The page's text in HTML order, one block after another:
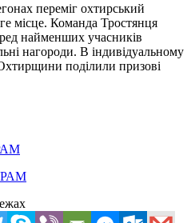
переміг охтирський
місце. Команда Тростянця
найменших учасників
нагороди. В індивідуальному
поділили призові